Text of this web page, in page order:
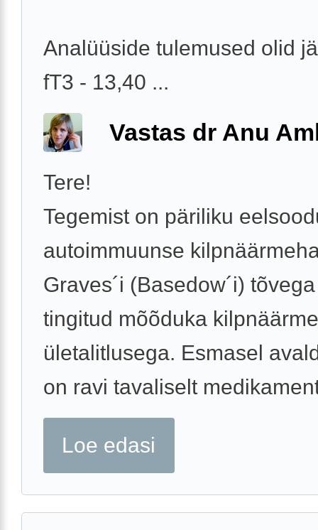
Analüüside tulemused olid
fT3 - 13,40 ...
Vastas dr Anu
Tere!
Tegemist on päriliku
autoimmuunse
Graves´i (Basedow´i)
tingitud mõõduka kilpnäärme
ületalitlusega. Esmasel
on ravi tavaliselt
Loe edasi